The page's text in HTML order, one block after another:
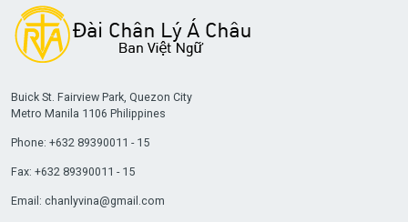
Buick St. Fairview Park, Quezon City
Metro Manila 1106 Philippines
Phone: +632 89390011 - 15
Fax: +632 89390011 - 15
Email: chanlyvina@gmail.com